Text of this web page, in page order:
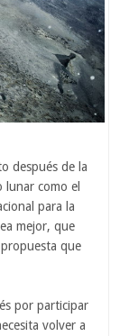
después de la
lunar como el
para la
mejor, que
que
por participar
volver a